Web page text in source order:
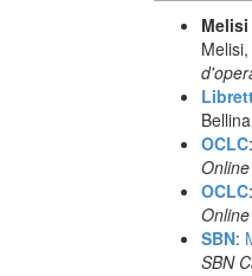
Melisi
OCLC:
OCLC:
SBN:
SBN